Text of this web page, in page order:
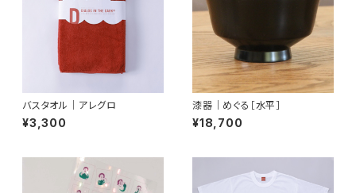
バスタオル｜アレグロ
¥3,300
漆器｜めぐる［水平］
¥18,700